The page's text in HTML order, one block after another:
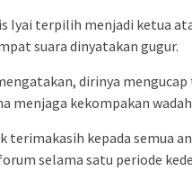
Iyai terpilih menjadi ketua
suara dinyatakan gugur.
dirinya
menjaga kekompakan
terimakasih kepada semua
selama satu periode